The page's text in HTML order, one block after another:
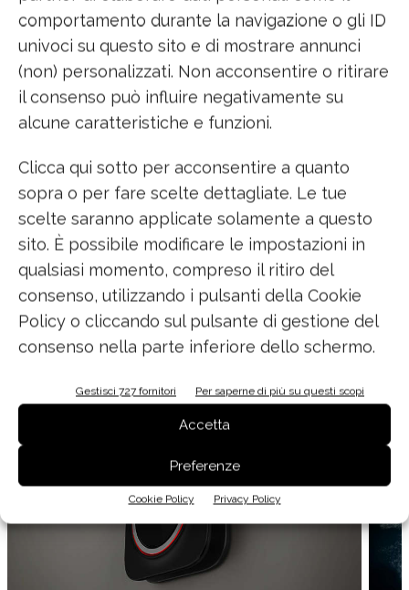
comportamento durante la navigazione o gli ID
univoci su questo sito e di mostrare annunci
(non) personalizzati. Non acconsentire o ritirare
il consenso può influire negativamente su
alcune caratteristiche e funzioni.
Clicca qui sotto per acconsentire a quanto
sopra o per fare scelte dettagliate. Le tue
scelte saranno applicate solamente a questo
sito. È possibile modificare le impostazioni in
qualsiasi momento, compreso il ritiro del
consenso, utilizzando i pulsanti della Cookie
Policy o cliccando sul pulsante di gestione del
consenso nella parte inferiore dello schermo.
Gestisci 727 fornitori Per saperne di più su questi scopi
Accetta
Preferenze
Cookie Policy Privacy Policy
I sensori misurano costantemente la qualità,
la temperatura e l’umidità, attivando
automaticamente il riciclo dell’aria evitando di
dover aprire le finestre di casa e riducendo di
conseguenza il rischio di una relativa
Attraverso cinque modalità di
funzionamento, attivabili con un’App dal
proprio smartphone o con un telecomando, è
possibile impostare Snap secondo le proprie
esigenze.